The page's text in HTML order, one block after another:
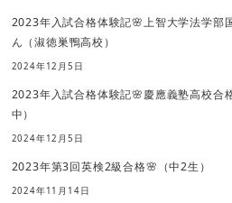
2023年入試合格体験記🌸上智大学法学
ん（淑徳巣鴨高校）
2024年12月5日
2023年入試合格体験記🌸慶應義塾高校
中）
2024年12月5日
2023年第3回英検2級合格🌸（中2生）
2024年11月14日